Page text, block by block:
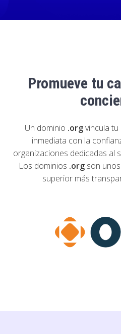
Promueve tu
Un dominio .orgvincula tu
inmediata con la
organizaciones dedicadas al
Los dominios .orgson unos
superior más